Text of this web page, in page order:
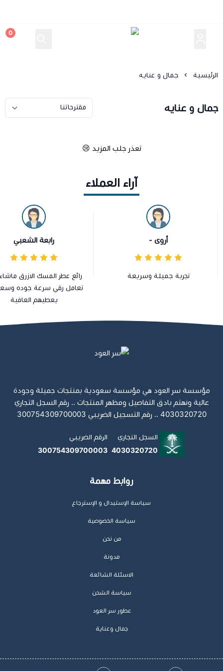
0
الرئيسية جمال و عنايه
جمال و عنايه
تعذر جلب المزيد 😢
آراء العملاء
أروى -
تجربة جميلة وسريعة
رابعة الشعبي
رائع عطر المسك الازرق
تعامل رقي سرعة جوده وسعر
يعطيهم العافية
روابط مهمة
سياسة الإستبدال و الإسترجاع
سياسة الخصوصية
من نحن
مدونة
الاسئلة الشائعة
سياسة الشحن
عطور سر العود
جمال وعناية
مؤسسة سر العود هي مؤسسة سعودية بمنتجات جميلة وجودة
عالية ونهتم بادق التفاصيل ومظهر المنتجات .. رقم السجل التجاري
4030320720 .. رقم التسجيل الضريبي 300754309700003
السجل التجاري
4030320720
الرقم الضريبي
300754309700003